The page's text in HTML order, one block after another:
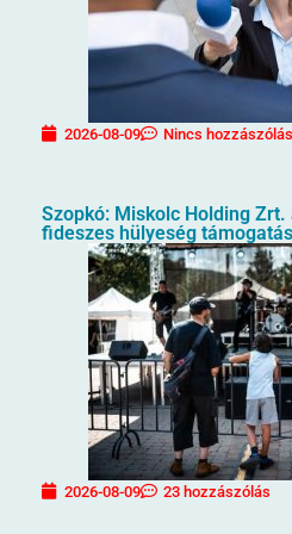
2026-08-09 Nincs hozzászólás
Szopkó: Miskolc Holding
fideszes hülyeség
2026-08-09 23 hozzászólás